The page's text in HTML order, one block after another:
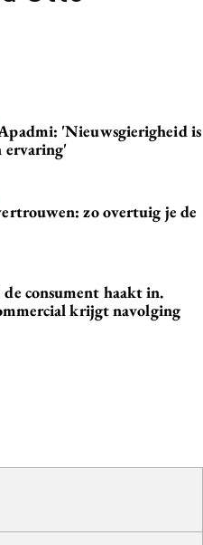
'Nieuwsgierigheid is
ervaring'
zo overtuig je de
consument haakt in.
krijgt navolging